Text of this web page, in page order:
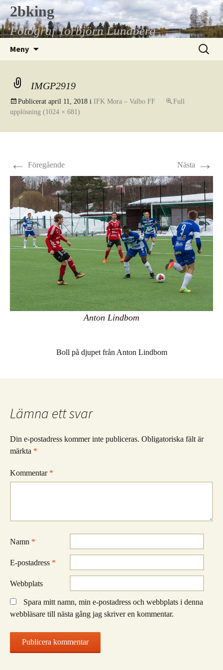
Hoppa
till
innehåll
2bking
Fotograf Torbjörn Lundberg
Meny
Sök
efter:
IMGP2919
Publicerat april 11, 2018 i IFK Mora – Valbo FF
Full
upplösning (1024 × 681)
← Föregående Nästa →
Anton Lindbom
Boll på djupet från Anton Lindbom
Lämna ett svar
Din e-postadress kommer inte publiceras. Obligatoriska fält är
märkta *
Kommentar *
Namn *
E-postadress *
Webbplats
Spara mitt namn, min e-postadress och webbplats i denna
webbläsare till nästa gång jag skriver en kommentar.